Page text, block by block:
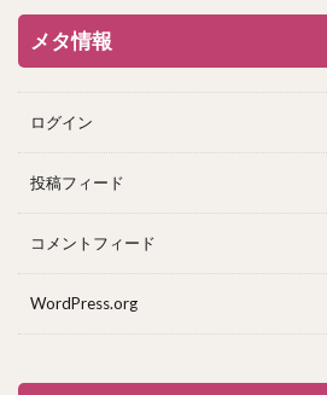
メタ情報
ログイン
投稿フィード
コメントフィード
WordPress.org